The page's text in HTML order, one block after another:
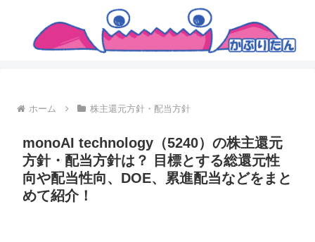
ホーム 株主還元方針・配当方針
monoAI technology（5240）の株主還元
方針・配当方針は？ 目標とする総還元性
向や配当性向、DOE、累進配当などをまと
めて紹介！